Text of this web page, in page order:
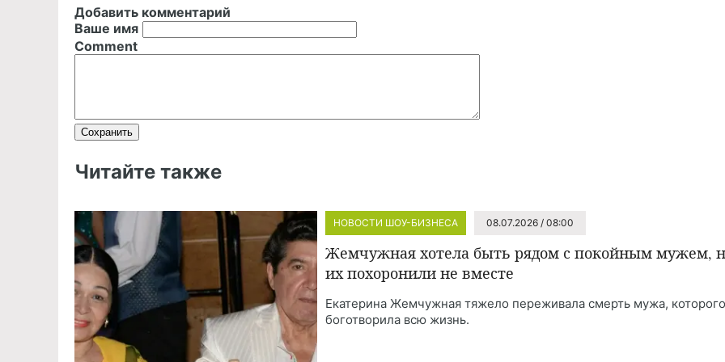
Добавить комментарий
Ваше имя
Comment
Читайте также
НОВОСТИ ШОУ-БИЗНЕСА 08.07.2026 / 08:00
Жемчужная хотела быть рядом с покойным мужем,
их похоронили не вместе
Екатерина Жемчужная тяжело переживала смерть мужа, которого
боготворила всю жизнь.